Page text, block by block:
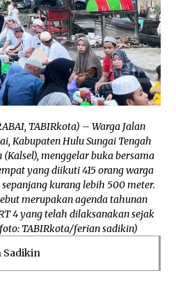
2026
Berkualitas, Bupati Balangan
Pendidikan kepada 2.751
2026
Trofi Juara Pertama Lomba
2026
SDM Lokal, BIS Group Luncurkan
Operator Alat Berat GTO
2026
Masa Depan Lebih Hijau
2026
TABIRkota) – Warga Jalan
Kabupaten Hulu Sungai Tengah
(Kalsel), menggelar buka bersama
yang diikuti 415 orang warga
kurang lebih 500 meter.
merupakan agenda tahunan
4 yang telah dilaksanakan sejak
TABIRkota/ferian sadikin)
Sadikin